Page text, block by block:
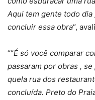
Aqui tem gente todo
concluir essa obra“,
““É só você comparar
passaram por obras ,
quela rua dos
concluída. Preto do